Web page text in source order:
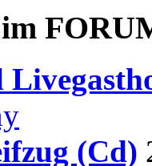
(Cd)